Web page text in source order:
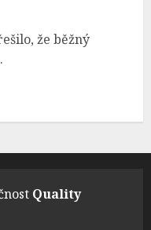
že běžný
Quality